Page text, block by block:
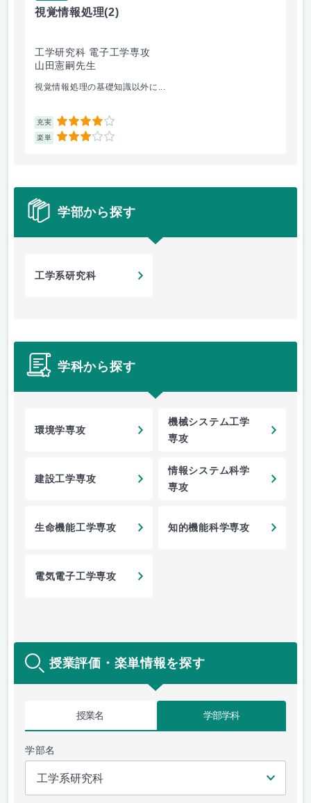
視覚情報処理(2)
工学研究科 電子工学専攻
山田憲嗣先生
視覚情報処理の基礎知識以外に...
充実 4
楽単 3
学部から探す
工学系研究科
学科から探す
環境学専攻
機械システム工学
専攻
建設工学専攻
情報システム科学
専攻
生命機能工学専攻 知的機能科学専攻
電気電子工学専攻
授業評価・楽単情報を探す
授業名 学部学科
学部名